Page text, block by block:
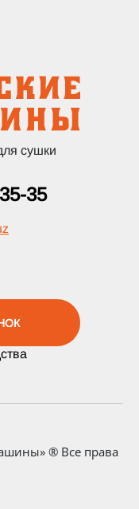
сушки
35
® Все права